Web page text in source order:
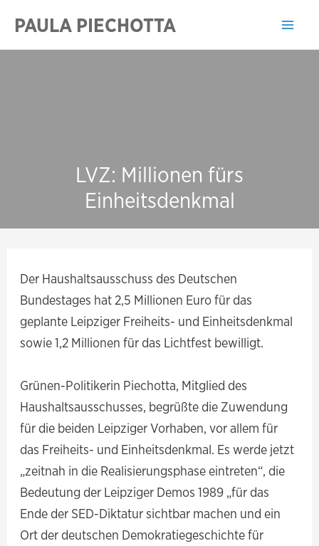
Inhalt
springen
PAULA PIECHOTTA
LVZ: Millionen fürs
Einheitsdenkmal
Der Haushaltsausschuss des Deutschen
Bundestages hat 2,5 Millionen Euro für das
geplante Leipziger Freiheits- und Einheitsdenkmal
sowie 1,2 Millionen für das Lichtfest bewilligt.
Grünen-Politikerin Piechotta, Mitglied des
Haushaltsausschusses, begrüßte die Zuwendung
für die beiden Leipziger Vorhaben, vor allem für
das Freiheits- und Einheitsdenkmal. Es werde jetzt
„zeitnah in die Realisierungsphase eintreten“, die
Bedeutung der Leipziger Demos 1989 „für das
Ende der SED-Diktatur sichtbar machen und ein
Ort der deutschen Demokratiegeschichte für